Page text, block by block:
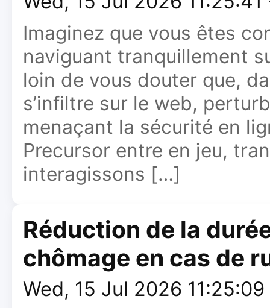
Imaginez que vous êtes
naviguant tranquillement
loin de vous douter que,
s’infiltre sur le web,
menaçant la sécurité en
Precursor entre en jeu,
interagissons […]
Réduction de la
chômage en cas de
Wed, 15 Jul 2026